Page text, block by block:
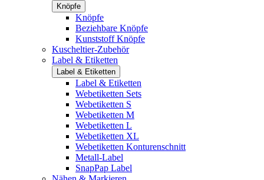
Knöpfe
Knöpfe
Beziehbare Knöpfe
Kunststoff Knöpfe
Kuscheltier-Zubehör
Label & Etiketten
Label & Etiketten
Label & Etiketten
Webetiketten Sets
Webetiketten S
Webetiketten M
Webetiketten L
Webetiketten XL
Webetiketten Konturenschnitt
Metall-Label
SnapPap Label